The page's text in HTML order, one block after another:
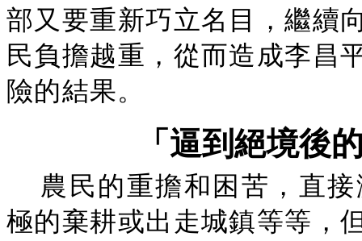
部又要重新巧立名目，繼續
民負擔越重，從而造成李昌
險的結果。
「逼到絕境
農民的重擔和困苦，直
極的棄耕或出走城鎮等等，